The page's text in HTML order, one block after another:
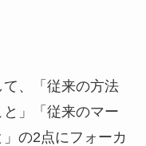
、「従来の方法
」「従来のマー
の2点にフォーカ